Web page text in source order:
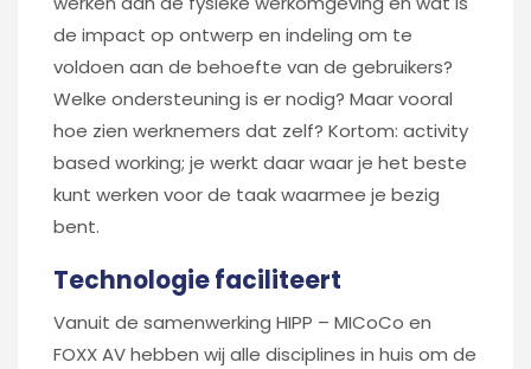
de impact op ontwerp en indeling om te
voldoen aan de behoefte van de gebruikers?
Welke ondersteuning is er nodig? Maar vooral
hoe zien werknemers dat zelf? Kortom: activity
based working; je werkt daar waar je het beste
kunt werken voor de taak waarmee je bezig
bent.
Technologie faciliteert
Vanuit de samenwerking HIPP – MICoCo en
FOXX AV hebben wij alle disciplines in huis om de